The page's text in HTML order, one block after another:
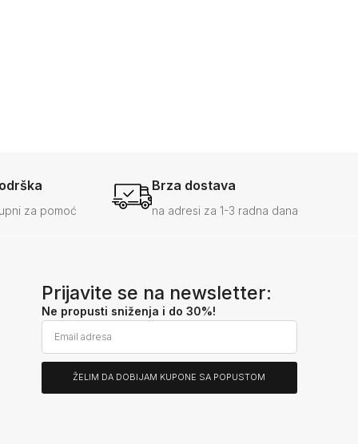
za pomoć
Brza dostava
na adresi za 1-3 radna dana
Prijavite se na newsletter:
Ne propusti sniženja i do 30%!
ŽELIM DA DOBIJAM KUPONE SA POPUSTOM